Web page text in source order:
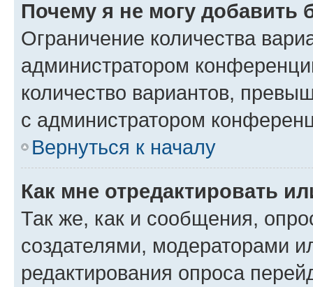
Почему я не могу добавить
Ограничение количества
администратором
количество вариантов,
с администратором
Вернуться к началу
Как мне отредактировать
Так же, как и сообщения,
создателями, модераторами
редактирования опроса